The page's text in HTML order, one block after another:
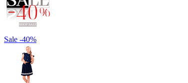
Sale -40%